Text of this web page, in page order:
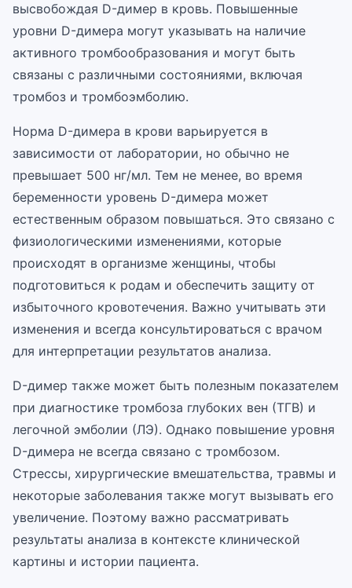
высвобождая D-димер в кровь. Повышенные
уровни D-димера могут указывать на наличие
активного тромбообразования и могут быть
связаны с различными состояниями, включая
тромбоз и тромбоэмболию.
Норма D-димера в крови варьируется в
зависимости от лаборатории, но обычно не
превышает 500 нг/мл. Тем не менее, во время
беременности уровень D-димера может
естественным образом повышаться. Это связано с
физиологическими изменениями, которые
происходят в организме женщины, чтобы
подготовиться к родам и обеспечить защиту от
избыточного кровотечения. Важно учитывать эти
изменения и всегда консультироваться с врачом
для интерпретации результатов анализа.
D-димер также может быть полезным показателем
при диагностике тромбоза глубоких вен (ТГВ) и
легочной эмболии (ЛЭ). Однако повышение уровня
D-димера не всегда связано с тромбозом.
Стрессы, хирургические вмешательства, травмы и
некоторые заболевания также могут вызывать его
увеличение. Поэтому важно рассматривать
результаты анализа в контексте клинической
картины и истории пациента.